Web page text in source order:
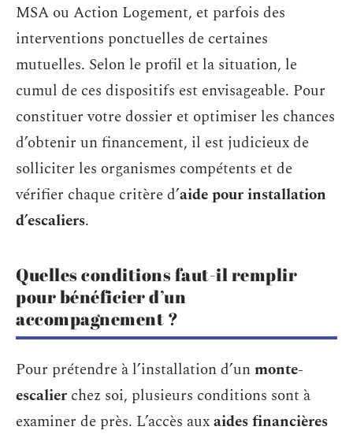
MSA ou Action Logement, et parfois des
interventions ponctuelles de certaines
mutuelles. Selon le profil et la situation, le
cumul de ces dispositifs est envisageable. Pour
constituer votre dossier et optimiser les chances
d’obtenir un financement, il est judicieux de
solliciter les organismes compétents et de
vérifier chaque critère d’aide pour installation
d’escaliers.
Quelles conditions faut-il remplir
pour bénéficier d’un
accompagnement ?
Pour prétendre à l’installation d’unmonte-
escalier chez soi, plusieurs conditions sont à
examiner de près. L’accès auxaides financières